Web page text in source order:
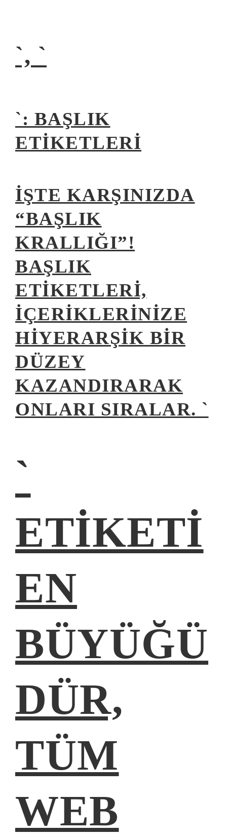
`, `
`: BAŞLIK
ETIKETLERI
İŞTE KARŞINIZDA
“BAŞLIK
KRALLIĞI”!
BAŞLIK
ETIKETLERI,
IÇERIKLERINIZE
HIYERARŞIK BIR
DÜZEY
KAZANDIRARAK
ONLARI SIRALAR. `
`
ETIKETI
EN
BÜYÜĞÜ
DÜR,
TÜM
WEB